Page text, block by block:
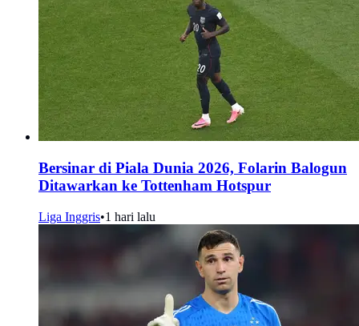
Bersinar di Piala Dunia 2026, Folarin Balogun
Ditawarkan ke Tottenham Hotspur
Liga Inggris•1 hari lalu